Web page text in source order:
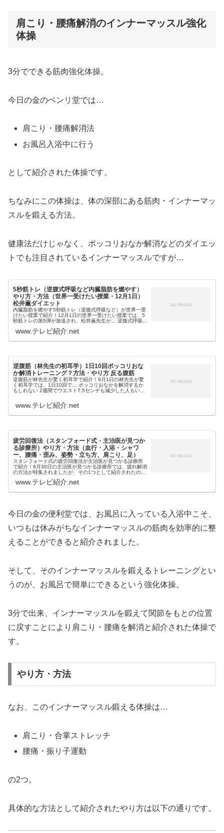
肩こり・腰痛解消のインナーマッスル強化
体操
3分でできる筋肉強化体操。
今日の金のベンリ堂では…
肩こり・腰痛解消法
お風呂入浴中に行う
として紹介された体操です。
ちなみにこの体操は、体の深部にある筋肉・インナーマッ
スルを鍛える方法。
健康法だけじゃなく、ポッコリおなか解消などのダイエッ
トでも注目されているインナーマッスルですが…
5秒筋トレ（逆腹式呼吸など内臓脂肪を燃やす）
やり方・方法（世界一受けたい授業・12月1日）
松井薫ダイエット
内臓脂肪を燃やす5秒筋トレ（逆腹式呼吸など）が世界一受
けたい授業で紹介！12月1日の世界一受けたい授業では、5
秒筋トレの第5弾が放送され、松井薫先生が… 逆腹式呼吸 3
秒筋トレ（宮川一朗...
www.テレビ紹介.net
逆腹筋（林先生の初耳学）1日10回ポッコリおな
か解消トレーニング？方法・やり方 反る腹筋
逆腹筋が林先生が驚く初耳学で紹介！9月1日の林先生が驚
く初耳学では、1日10回で… ポッコリおなかを解消するか
もしれない 2週間でウエスト7.5センチも減少した人もいる
筋）のやり方が紹介され...
www.テレビ紹介.net
疲労回復法（スタンフォード式・主治医が見つか
る診療所）やり方・方法（血行・入浴・シャワ
ー、腰痛・歪み、姿勢・立ち方、肩こり、足）
スタンフォード式の疲労回復法が主治医が見つかる診療所
で紹介！8月30日の主治医が見つかる診療所では、疲れ解消
の方法が特集されましたが、その1つとして紹介されたの
方） 肩甲骨ぐるぐる（肩こ...
www.テレビ紹介.net
今日の金の便利堂では、お風呂に入っている入浴中こそ、
いつもは休みがちなインナーマッスルの筋肉を効率的に整
えることができると紹介されました。
そして、そのインナーマッスルを鍛えるトレーニングとい
うのが、お風呂で簡単にできるという強化体操。
3分で出来、インナーマッスルを鍛えて関節をもとの位置
に戻すことにより肩こり・腰痛を解消と紹介された体操で
す。
やり方・方法
なお、このインナーマッスル鍛える体操は…
肩こり・合掌ストレッチ
腰痛・振り子運動
の2つ。
具体的な方法として紹介されたやり方は以下の通りです。